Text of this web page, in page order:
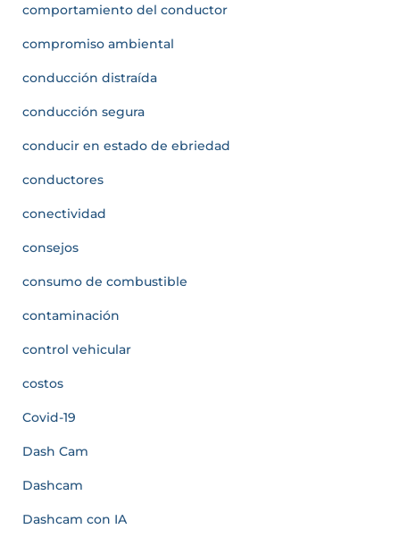
comportamiento del conductor
compromiso ambiental
conducción distraída
conducción segura
conducir en estado de ebriedad
conductores
conectividad
consejos
consumo de combustible
contaminación
control vehicular
costos
Covid-19
Dash Cam
Dashcam
Dashcam con IA